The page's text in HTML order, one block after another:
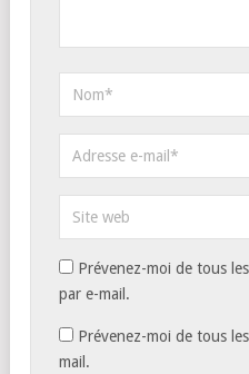
Prévenez-moi de tous
par e-mail.
Prévenez-moi de tous
mail.